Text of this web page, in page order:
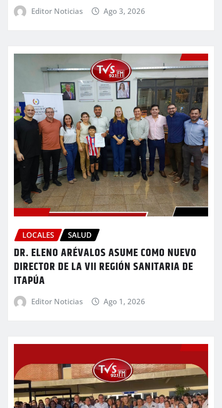
Editor Noticias Ago 3, 2026
LOCALES SALUD
DR. ELENO ARÉVALOS ASUME COMO NUEVO
DIRECTOR DE LA VII REGIÓN SANITARIA DE
ITAPÚA
Editor Noticias Ago 1, 2026